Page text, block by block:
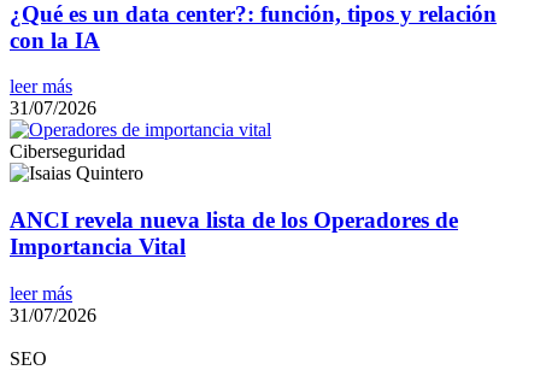
¿Qué es un data center?: función, tipos y relación
con la IA
leer más
31/07/2026
Ciberseguridad
ANCI revela nueva lista de los Operadores de
Importancia Vital
leer más
31/07/2026
SEO